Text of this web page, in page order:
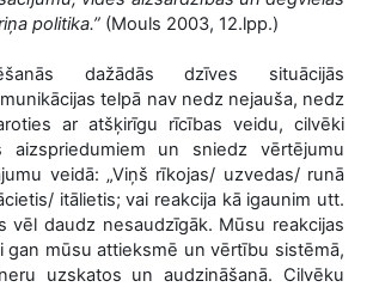
politika.” (Mouls 2003, 12.lpp.)
dažādās dzīves situācijās
telpā nav nedz nejauša, nedz
ar atšķirīgu rīcības veidu, cilvēki
aizspriedumiem un sniedz vērtējumu
veidā: „Viņš rīkojas/ uzvedas/ runā
itālietis; vai reakcija kā igaunim utt.
vēl daudz nesaudzīgāk. Mūsu reakcijas
gan mūsu attieksmē un vērtību sistēmā,
uzskatos un audzināšanā. Cilvēku